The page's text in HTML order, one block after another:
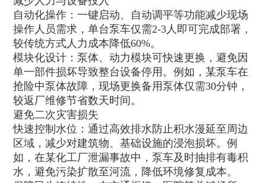
自动化操作：一键启动、自动调平等功能减少现场
操作人员需求，单台泵车仅需2-3人即可完成部署，
较传统方式人力成本降低60%。
模块化设计：泵体、动力模块可快速更换，避免因
单一部件损坏导致整台设备停用。例如，某泵车在
抢险中泵体故障，现场更换备用泵体仅需30分钟，
较返厂维修节省数天时间。
避免二次灾害损失
快速控制水位：通过高效排水防止积水漫延至周边
区域，减少对建筑物、基础设施的浸泡损坏。例
如，在某化工厂泄漏事故中，泵车及时抽排有毒积
水，避免污染扩散至河流，降低环境修复成本。